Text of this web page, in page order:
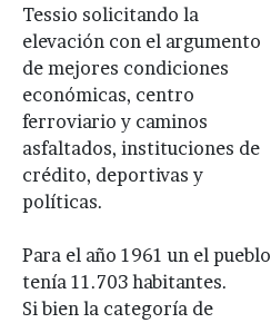
Tessio solicitando la
elevación con el argumento
de mejores condiciones
económicas, centro
ferroviario y caminos
asfaltados, instituciones de
crédito, deportivas y
políticas.
Para el año 1961 un el pueblo
tenía 11.703 habitantes.
Si bien la categoría de